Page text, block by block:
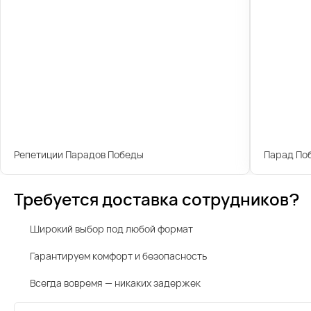
Репетиции Парадов Победы Парад
Требуется доставка сотрудников?
Широкий выбор под любой формат
Гарантируем комфорт и безопасность
Всегда вовремя — никаких задержек